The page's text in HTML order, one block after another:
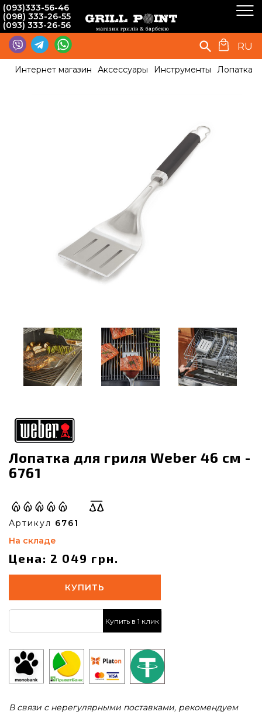
(093)333-56-46
(098) 333-26-55
(093) 333-26-56
RU
Интернет магазин Аксессуары Инструменты Лопатка
Лопатка для гриля Weber 46 cм -
6761
Артикул 6761
На складе
Цена: 2 049 грн.
КУПИТЬ
Купить в 1 клик
В связи с нерегулярными поставками, рекомендуем